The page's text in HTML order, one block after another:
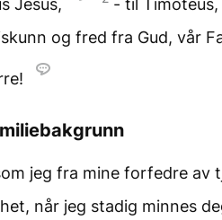
Jesus,
- til Timoteus,
og fred fra Gud, vår
jeg fra mine forfedre av
når jeg stadig minnes